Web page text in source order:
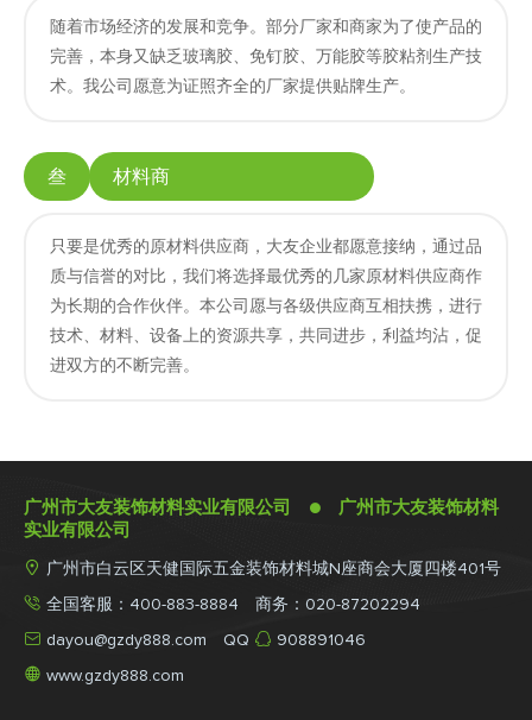
随着市场经济的发展和竞争。部分厂家和商家为了使产品的
完善，本身又缺乏玻璃胶、免钉胶、万能胶等胶粘剂生产技
术。我公司愿意为证照齐全的厂家提供贴牌生产。
叁 材料商
只要是优秀的原材料供应商，大友企业都愿意接纳，通过品
质与信誉的对比，我们将选择最优秀的几家原材料供应商作
为长期的合作伙伴。本公司愿与各级供应商互相扶携，进行
技术、材料、设备上的资源共享，共同进步，利益均沾，促
进双方的不断完善。
广州市大友装饰材料实业有限公司 ● 广州市大友装饰材料
实业有限公司
 广州市白云区天健国际五金装饰材料城N座商会大厦四楼401号
 全国客服：400-883-8884 商务：020-87202294
 dayou@gzdy888.com QQ  908891046
 www.gzdy888.com